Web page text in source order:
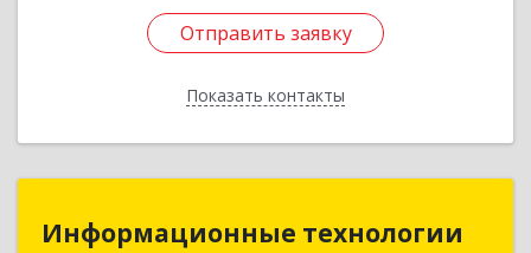
Отправить заявку
Показать контакты
Отправить заявку
Назад
Информационные технологии
Информационные технологии